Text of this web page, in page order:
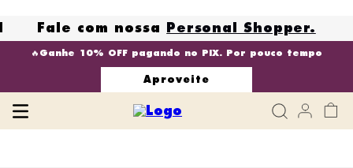
Fale com nossa Personal Shopper.
🔥Ganhe 10% OFF pagando no PIX. Por pouco tempo
Aproveite